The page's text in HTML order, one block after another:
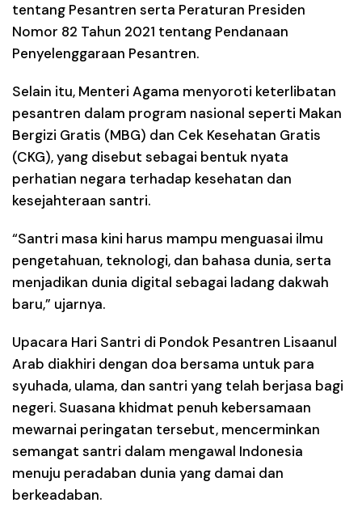
tentang Pesantren serta Peraturan Presiden
Nomor 82 Tahun 2021 tentang Pendanaan
Penyelenggaraan Pesantren.
Selain itu, Menteri Agama menyoroti keterlibatan
pesantren dalam program nasional seperti Makan
Bergizi Gratis (MBG) dan Cek Kesehatan Gratis
(CKG), yang disebut sebagai bentuk nyata
perhatian negara terhadap kesehatan dan
kesejahteraan santri.
“Santri masa kini harus mampu menguasai ilmu
pengetahuan, teknologi, dan bahasa dunia, serta
menjadikan dunia digital sebagai ladang dakwah
baru,” ujarnya.
Upacara Hari Santri di Pondok Pesantren Lisaanul
Arab diakhiri dengan doa bersama untuk para
syuhada, ulama, dan santri yang telah berjasa bagi
negeri. Suasana khidmat penuh kebersamaan
mewarnai peringatan tersebut, mencerminkan
semangat santri dalam mengawal Indonesia
menuju peradaban dunia yang damai dan
berkeadaban.